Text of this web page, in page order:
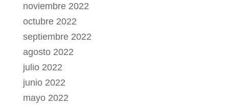
noviembre 2022
octubre 2022
septiembre 2022
agosto 2022
julio 2022
junio 2022
mayo 2022